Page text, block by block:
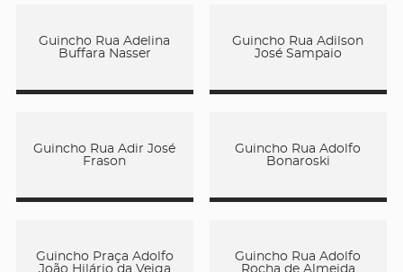
Guincho Rua Adelina
Buffara Nasser
Guincho Rua Adilson
José Sampaio
Guincho Rua Adir José
Frason
Guincho Rua Adolfo
Bonaroski
Guincho Praça Adolfo
João Hilário da Veiga
Guincho Rua Adolfo
Rocha de Almeida